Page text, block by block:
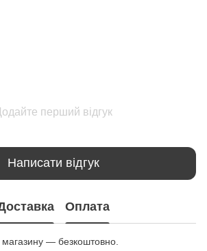
перший відгук
Написати відгук
Оплата
— безкоштовно.